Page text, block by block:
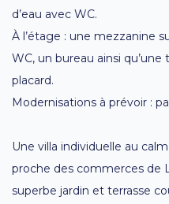
d’eau avec WC.
À l’étage : une mezzanine
WC, un bureau ainsi
placard.
Modernisations à prévoir :
Une villa individuelle au
proche des commerces de
superbe jardin et terrasse